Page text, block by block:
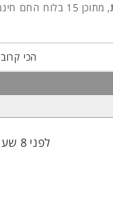
, מתוכן 15 בלוח החם חינם!
הכי קרוב
לפני 8 שעות